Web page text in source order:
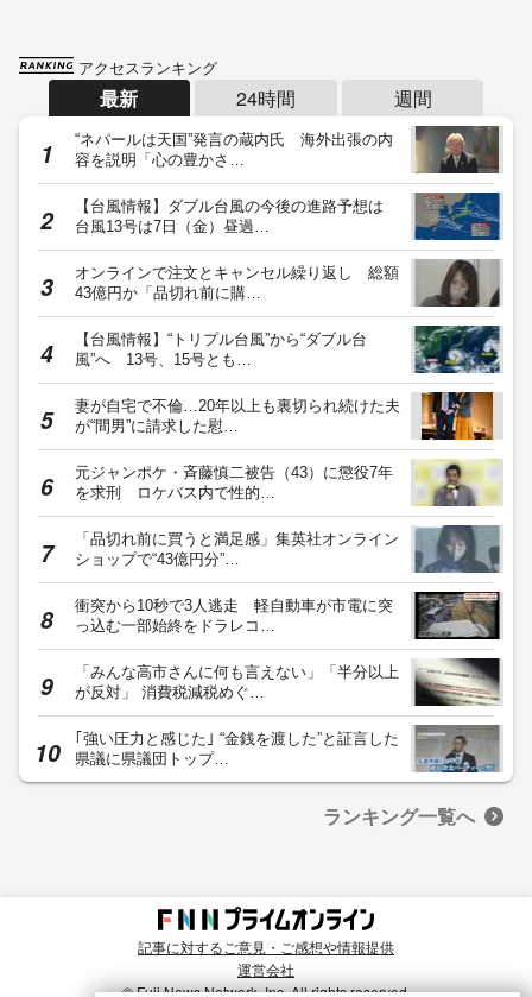
アクセスランキング
最新 24時間 週間
“ネパールは天国”発言の蔵内氏 海外出張の内
容を説明「心の豊かさ…
【台風情報】ダブル台風の今後の進路予想は
台風13号は7日（金）昼過…
オンラインで注文とキャンセル繰り返し 総額
43億円か「品切れ前に購…
【台風情報】“トリプル台風”から“ダブル台
風”へ 13号、15号とも…
妻が自宅で不倫…20年以上も裏切られ続けた夫
が“間男”に請求した慰…
元ジャンポケ・斉藤慎二被告（43）に懲役7年
を求刑 ロケバス内で性的…
「品切れ前に買うと満足感」集英社オンライン
ショップで“43億円分”…
衝突から10秒で3人逃走 軽自動車が市電に突
っ込む一部始終をドラレコ…
「みんな高市さんに何も言えない」「半分以上
が反対」 消費税減税めぐ…
｢強い圧力と感じた｣ “金銭を渡した”と証言した
県議に県議団トップ…
ランキング一覧へ
記事に対するご意見・ご感想や情報提供
運営会社
© Fuji News Network, Inc. All rights reserved.